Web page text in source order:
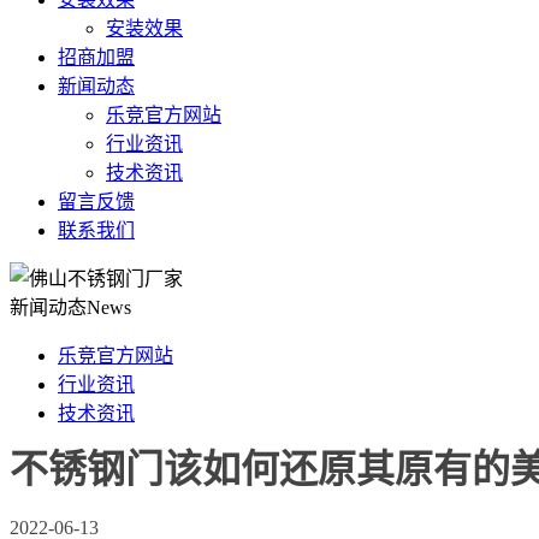
安装效果
招商加盟
新闻动态
乐竞官方网站
行业资讯
技术资讯
留言反馈
联系我们
新闻动态News
乐竞官方网站
行业资讯
技术资讯
不锈钢门该如何还原其原有的
2022-06-13